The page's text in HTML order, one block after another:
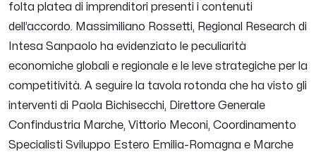
folta platea di imprenditori presenti i contenuti
dell’accordo. Massimiliano Rossetti, Regional Research di
Intesa Sanpaolo ha evidenziato le peculiarità
economiche globali e regionale e le leve strategiche per la
competitività. A seguire la tavola rotonda che ha visto gli
interventi di Paola Bichisecchi, Direttore Generale
Confindustria Marche, Vittorio Meconi, Coordinamento
Specialisti Sviluppo Estero Emilia-Romagna e Marche